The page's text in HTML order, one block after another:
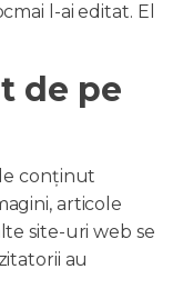
l-ai editat. El
de pe
conținut
articole
site-uri web se
au